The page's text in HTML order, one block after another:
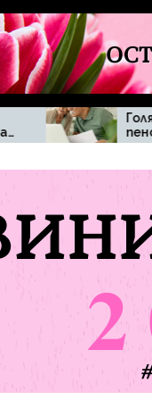
Голям брой
могат
бъдат засегнати